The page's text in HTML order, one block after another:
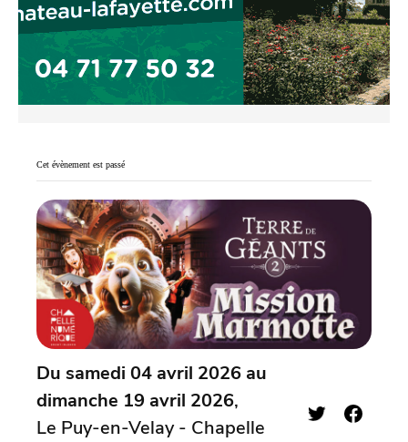
Cet évènement est passé
Du samedi 04 avril 2026 au
dimanche 19 avril 2026,
Le Puy-en-Velay - Chapelle